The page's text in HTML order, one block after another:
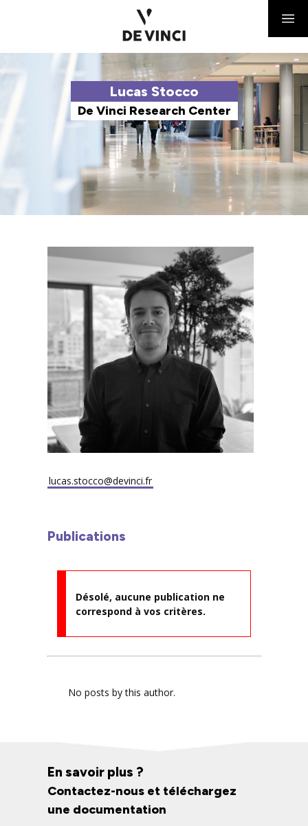
Lucas Stocco
De Vinci Research Center
lucas.stocco@devinci.fr
Publications
Désolé, aucune publication ne
correspond à vos critères.
No posts by this author.
En savoir plus ?
Contactez-nous et téléchargez
une documentation